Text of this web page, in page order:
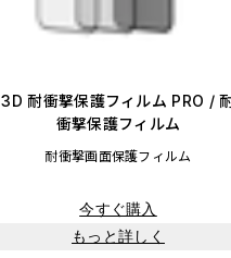
3D 耐衝撃保護フィルム PRO /
衝撃保護フィルム
耐衝撃画面保護フィルム
今すぐ購入
もっと詳しく